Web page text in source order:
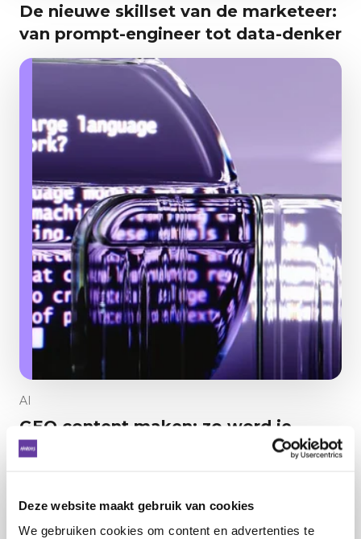
Deze website maakt gebruik van cookies
We gebruiken cookies om content en advertenties te
De nieuwe skillset van de marketeer:
van prompt-engineer tot data-denker
AI
GEO content maken: zo word je
vindbaar voor AI